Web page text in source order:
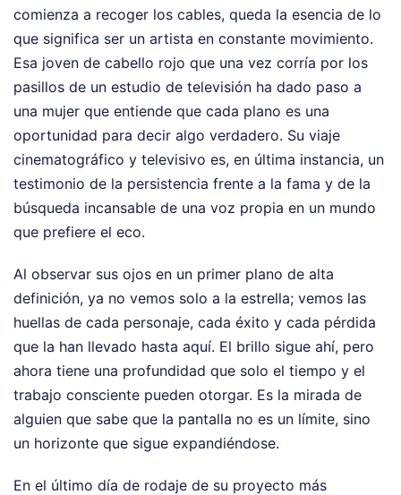
comienza a recoger los cables, queda la esencia de lo
que significa ser un artista en constante movimiento.
Esa joven de cabello rojo que una vez corría por los
pasillos de un estudio de televisión ha dado paso a
una mujer que entiende que cada plano es una
oportunidad para decir algo verdadero. Su viaje
cinematográfico y televisivo es, en última instancia, un
testimonio de la persistencia frente a la fama y de la
búsqueda incansable de una voz propia en un mundo
que prefiere el eco.
Al observar sus ojos en un primer plano de alta
definición, ya no vemos solo a la estrella; vemos las
huellas de cada personaje, cada éxito y cada pérdida
que la han llevado hasta aquí. El brillo sigue ahí, pero
ahora tiene una profundidad que solo el tiempo y el
trabajo consciente pueden otorgar. Es la mirada de
alguien que sabe que la pantalla no es un límite, sino
un horizonte que sigue expandiéndose.
En el último día de rodaje de su proyecto más